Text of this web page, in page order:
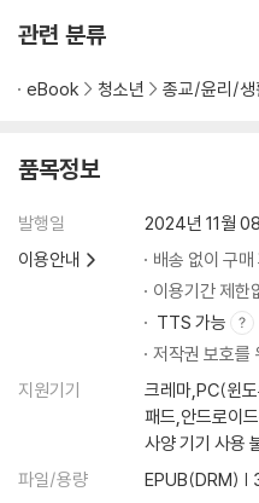
ㆍ부모가 가해 학생의 부모에게 알
ㆍ가해 학생의 부모는 무엇을 할 수
ㆍ피해 학생의 부모가 가해 학생을
ㆍ중학교에서 하지 말아야 할 어른
ㆍ아이에게 가장 먼저 던져야 하는
ㆍ정말로 아이를 돕는 부모의 행동
ㆍ형제자매 사이에서도 괴롭힘이
ㆍ우리 아이의 모든 사회적 관계
폭력을 멈출 방법이 있을까?
ㆍ괴롭힘은 나쁘다고 가해 학생에
ㆍ오빠나 형, 언니나 누나가 개입
ㆍ아이가 반드시 말을 해야 하나
ㆍ학교가 별다른 조치를 취하지 않
관련 분류
eBook 청소년 종교/윤리/생
품목정보
발행일
2024년 11월
이용안내
배송 없이 구매
이용기간 제한
TTS 가능
저작권 보호를
지원기기
크레마,PC(윈
패드,안드로이
사양 기기 사용
파일/용량
EPUB(DRM) |